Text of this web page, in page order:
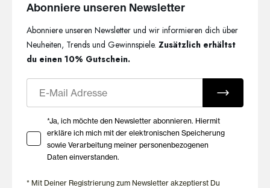
macht
Seit 1908 entwickelt HUBER hochwertige Damenbekleidung mit
Fokus auf Komfort und Beständigkeit. Die T-Shirts überzeugen
Abonniere unseren Newsletter
Abonniere unseren Newsletter und wir informieren dich über
Neuheiten, Trends und Gewinnspiele.Zusätzlich erhältst
du einen 10% Gutschein.
Ihre Zustimmung zu Marketing E-Mails
*Ja, ich möchte den Newsletter abonnieren. Hiermit
erkläre ich mich mit der elektronischen Speicherung
sowie Verarbeitung meiner personenbezogenen
Daten einverstanden.
* Mit Deiner Registrierung zum Newsletter akzeptierst Du